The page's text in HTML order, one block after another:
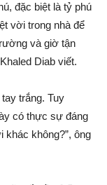
đặc biệt là tỷ phú
vời trong nhà để
và giờ tận
Diab viết.
trắng. Tuy
có thực sự đáng
khác không?”, ông